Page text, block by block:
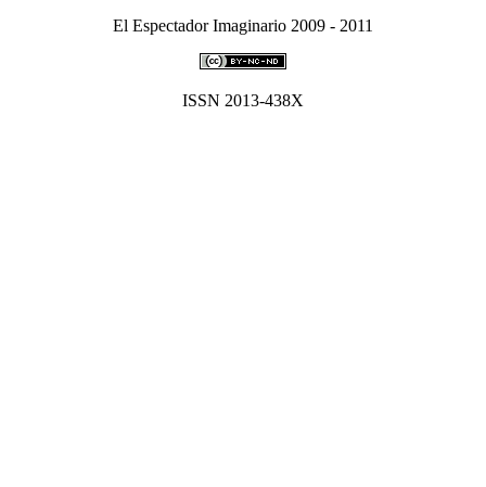
El Espectador Imaginario 2009 - 2011
ISSN 2013-438X